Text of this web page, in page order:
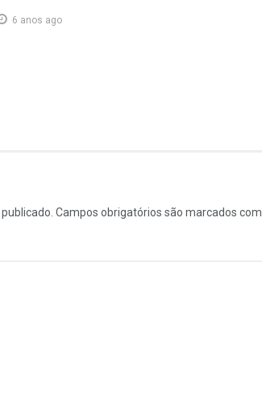
6 anos ago
Campos obrigatórios são marcados com